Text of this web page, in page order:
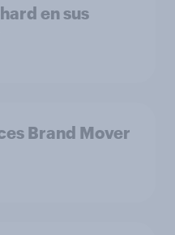
en sus
Brand Mover